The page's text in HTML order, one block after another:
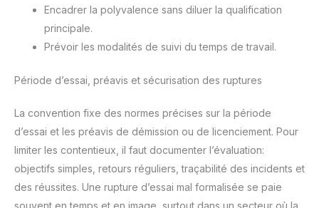
Encadrer la polyvalence sans diluer la qualification
principale.
Prévoir les modalités de suivi du temps de travail.
Période d’essai, préavis et sécurisation des ruptures
La convention fixe des normes précises sur la période
d’essai et les préavis de démission ou de licenciement. Pour
limiter les contentieux, il faut documenter l’évaluation:
objectifs simples, retours réguliers, traçabilité des incidents et
des réussites. Une rupture d’essai mal formalisée se paie
souvent en temps et en image, surtout dans un secteur où la